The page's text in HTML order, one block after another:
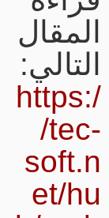
المقال
التالي:
https:/
/tec-
soft.n
et/hu